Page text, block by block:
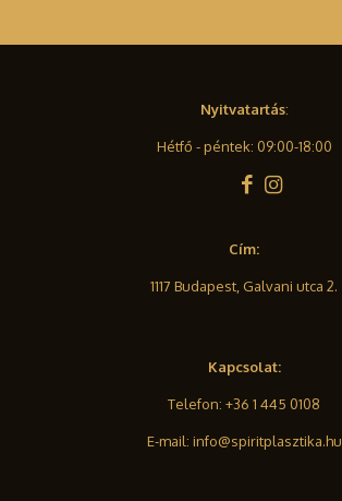
Nyitvatartás:
Hétfő - péntek: 09:00-18:00
Cím:
1117 Budapest, Galvani utca 2.
Kapcsolat:
Telefon: +36 1 445 0108
E-mail: info@spiritplasztika.hu